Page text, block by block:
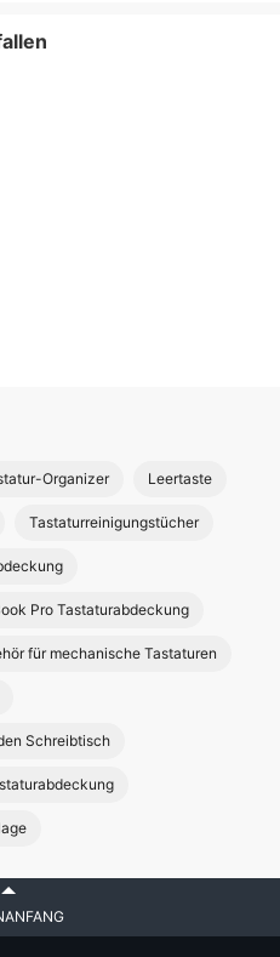
Organizer Leertaste
Tastaturreinigungstücher
Pro Tastaturabdeckung
für mechanische Tastaturen
Schreibtisch